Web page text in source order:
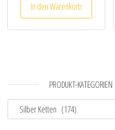
In den Warenkorb
PRODUKT-KATEGORIEN
Silber Ketten (174)